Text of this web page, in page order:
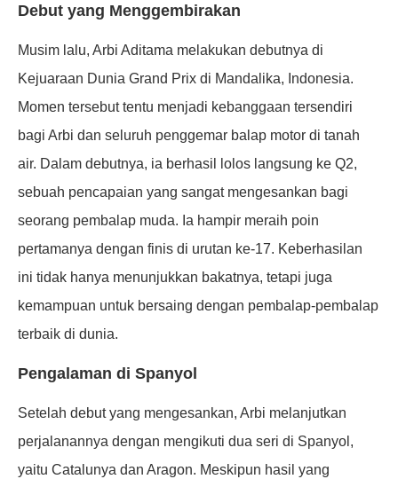
Debut yang Menggembirakan
Musim lalu, Arbi Aditama melakukan debutnya di
Kejuaraan Dunia Grand Prix di Mandalika, Indonesia.
Momen tersebut tentu menjadi kebanggaan tersendiri
bagi Arbi dan seluruh penggemar balap motor di tanah
air. Dalam debutnya, ia berhasil lolos langsung ke Q2,
sebuah pencapaian yang sangat mengesankan bagi
seorang pembalap muda. Ia hampir meraih poin
pertamanya dengan finis di urutan ke-17. Keberhasilan
ini tidak hanya menunjukkan bakatnya, tetapi juga
kemampuan untuk bersaing dengan pembalap-pembalap
terbaik di dunia.
Pengalaman di Spanyol
Setelah debut yang mengesankan, Arbi melanjutkan
perjalanannya dengan mengikuti dua seri di Spanyol,
yaitu Catalunya dan Aragon. Meskipun hasil yang